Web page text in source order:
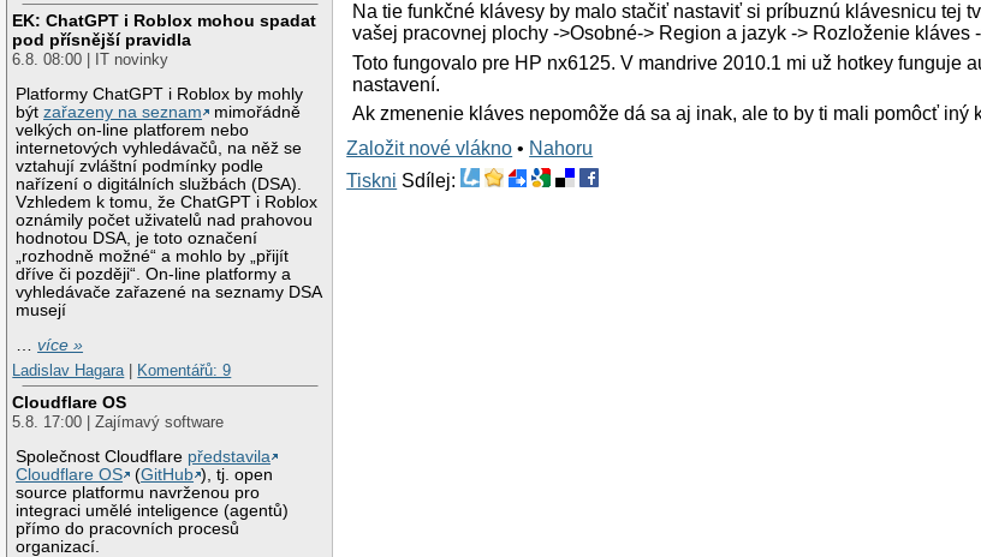
EK: ChatGPT i Roblox mohou spadat
pod přísnější pravidla
6.8. 08:00 | IT novinky
Platformy ChatGPT i Roblox by mohly
býtzařazeny na seznam
mimořádně
velkých on-line platforem nebo
internetových vyhledávačů, na něž se
vztahují zvláštní podmínky podle
nařízení o digitálních službách (DSA).
Vzhledem k tomu, že ChatGPT i Roblox
oznámily počet uživatelů nad prahovou
hodnotou DSA, je toto označení
„rozhodně možné“ a mohlo by „přijít
dříve či později“. On-line platformy a
vyhledávače zařazené na seznamy DSA
musejí
…více »
Ladislav Hagara| Komentářů: 9
Cloudflare OS
5.8. 17:00 | Zajímavý software
Společnost Cloudflare představila
Cloudflare OS
(GitHub ), tj. open
source platformu navrženou pro
integraci umělé inteligence (agentů)
přímo do pracovních procesů
organizací.
Na tie funkčné klávesy by malo stačiť nastaviť si príbuznú klávesnicu tej
vašej pracovnej plochy ->Osobné-> Region a jazyk -> Rozloženie kláves
Toto fungovalo pre HP nx6125. V mandrive 2010.1 mi už hotkey funguje
nastavení.
Ak zmenenie kláves nepomôže dá sa aj inak, ale to by ti mali pomôcť iný
Založit nové vlákno • Nahoru
Tiskni Sdílej: